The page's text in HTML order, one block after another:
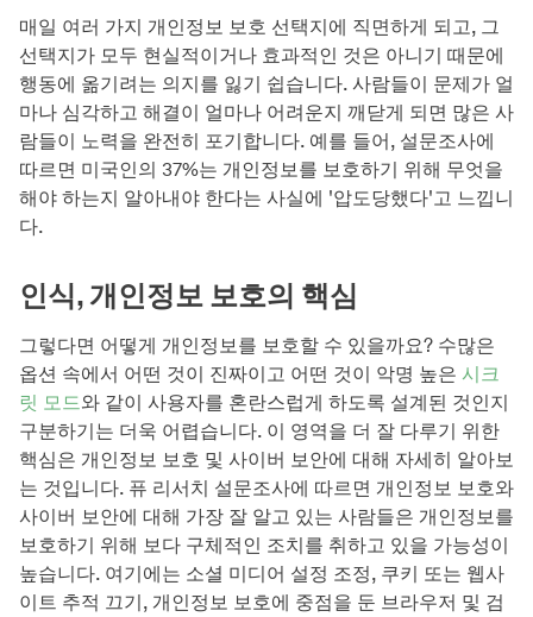
매일 여러 가지 개인정보 보호 선택지에 직면하게 되고, 그
선택지가 모두 현실적이거나 효과적인 것은 아니기 때문에
행동에 옮기려는 의지를 잃기 쉽습니다. 사람들이 문제가 얼
마나 심각하고 해결이 얼마나 어려운지 깨닫게 되면 많은 사
람들이 노력을 완전히 포기합니다. 예를 들어, 설문조사에
따르면 미국인의 37%는 개인정보를 보호하기 위해 무엇을
해야 하는지 알아내야 한다는 사실에 '압도당했다'고 느낍니
다.
인식, 개인정보 보호의 핵심
그렇다면 어떻게 개인정보를 보호할 수 있을까요? 수많은
옵션 속에서 어떤 것이 진짜이고 어떤 것이 악명 높은 시크
릿 모드와 같이 사용자를 혼란스럽게 하도록 설계된 것인지
구분하기는 더욱 어렵습니다. 이 영역을 더 잘 다루기 위한
핵심은 개인정보 보호 및 사이버 보안에 대해 자세히 알아보
는 것입니다. 퓨 리서치 설문조사에 따르면 개인정보 보호와
사이버 보안에 대해 가장 잘 알고 있는 사람들은 개인정보를
보호하기 위해 보다 구체적인 조치를 취하고 있을 가능성이
높습니다. 여기에는 소셜 미디어 설정 조정, 쿠키 또는 웹사
이트 추적 끄기, 개인정보 보호에 중점을 둔 브라우저 및 검